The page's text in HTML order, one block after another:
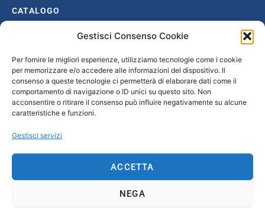
Gestisci Consenso Cookie
Per fornire le migliori esperienze, utilizziamo tecnologie come i cookie
per memorizzare e/o accedere alle informazioni del dispositivo. Il
consenso a queste tecnologie ci permetterà di elaborare dati come il
comportamento di navigazione o ID unici su questo sito. Non
acconsentire o ritirare il consenso può influire negativamente su alcune
caratteristiche e funzioni.
Gestisci servizi
ACCETTA
NEGA
CATALOGO
Catalogo completo
Ottocento
Età giolittiana
Grande Guerra e dopoguerra
Fascismo
Secondo dopoguerra / Età repubblicana
info@unsecolodicartavenezia.it